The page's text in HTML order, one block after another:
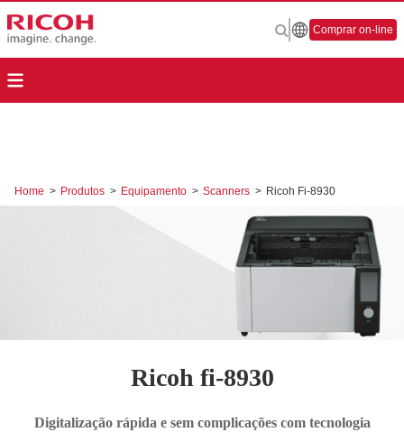
Comprar on-line
Home > Produtos > Equipamento > Scanners > Ricoh Fi-8930
Ricoh fi-8930
Digitalização rápida e sem complicações com tecnologia